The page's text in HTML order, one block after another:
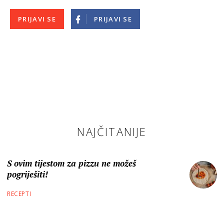
PRIJAVI SE PRIJAVI SE
NAJČITANIJE
S ovim tijestom za pizzu ne možeš
pogriješiti!
RECEPTI